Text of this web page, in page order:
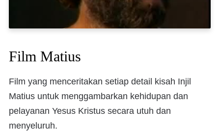
Film Matius
Film yang menceritakan setiap detail kisah Injil
Matius untuk menggambarkan kehidupan dan
pelayanan Yesus Kristus secara utuh dan
menyeluruh.